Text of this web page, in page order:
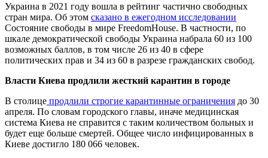
Украина в 2021 году вошла в рейтинг частично свободных
стран мира. Об этом сказано в ежегодном исследовании
Состояние свободы в мире FreedomHouse. В частности, по
шкале демократической свободы Украина набрала 60 из 100
возможных баллов, в том числе 26 из 40 в сфере
политических прав и 34 из 60 в разрезе гражданских свобод.
Власти Киева продлили жесткий карантин в городе
В столице продлили строгие карантинные ограничения до 30
апреля. По словам городского главы, иначе медицинская
система Киева не справится с таким количеством больных и
будет еще больше смертей. Общее число инфицированных в
Киеве достигло 180 066 человек.